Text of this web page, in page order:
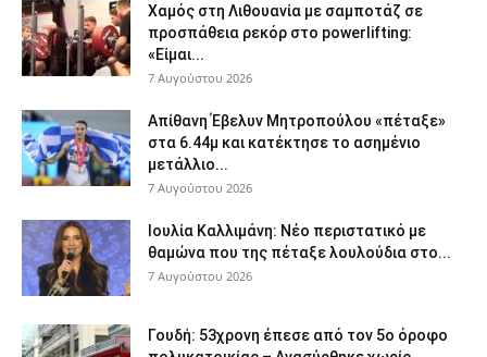
Χαμός στη Λιθουανία με σαμποτάζ σε
προσπάθεια ρεκόρ στο powerlifting:
«Είμαι...
7 Αυγούστου 2026
Απίθανη Έβελυν Μητροπούλου «πέταξε»
στα 6.44μ και κατέκτησε το ασημένιο
μετάλλιο...
7 Αυγούστου 2026
Ιουλία Καλλιμάνη: Νέο περιστατικό με
θαμώνα που της πέταξε λουλούδια στο...
7 Αυγούστου 2026
Γουδή: 53χρονη έπεσε από τον 5ο όροφο